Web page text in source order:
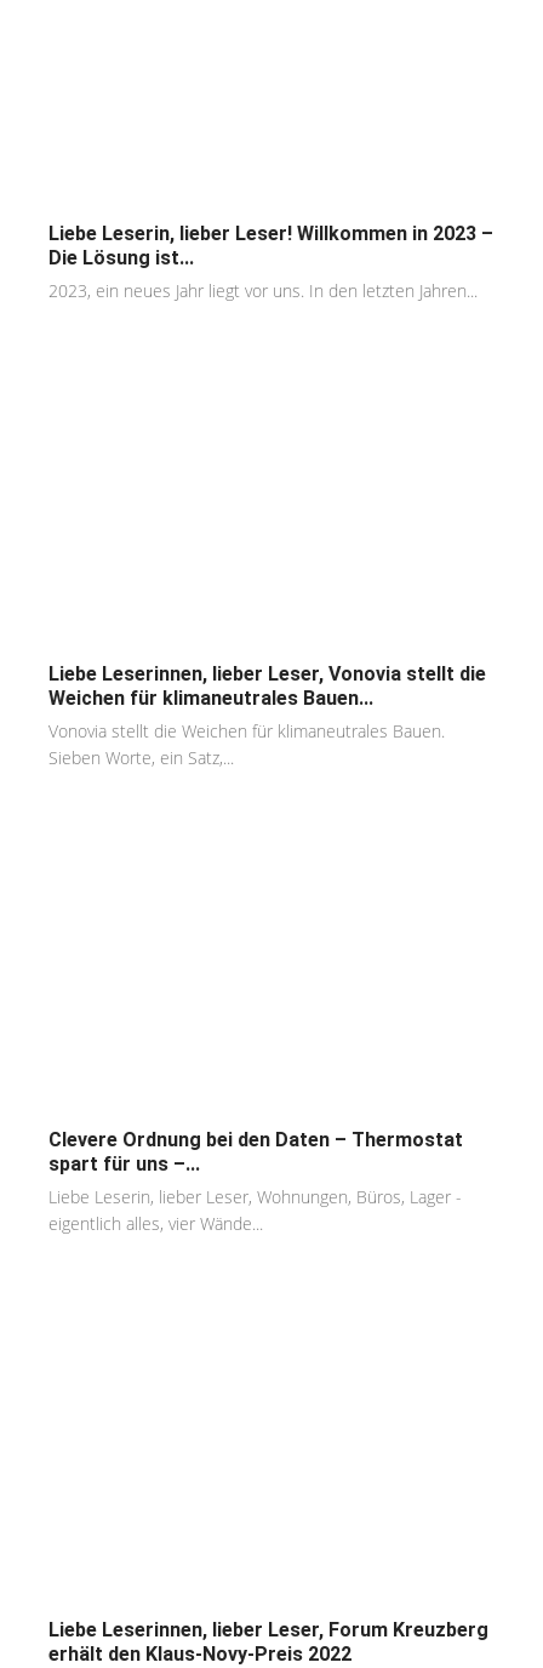
Liebe Leserin, lieber Leser! Willkommen in 2023 –
Die Lösung ist...
2023, ein neues Jahr liegt vor uns. In den letzten Jahren...
Liebe Leserinnen, lieber Leser, Vonovia stellt die
Weichen für klimaneutrales Bauen...
Vonovia stellt die Weichen für klimaneutrales Bauen.
Sieben Worte, ein Satz,...
Clevere Ordnung bei den Daten – Thermostat
spart für uns –...
Liebe Leserin, lieber Leser, Wohnungen, Büros, Lager -
eigentlich alles, vier Wände...
Liebe Leserinnen, lieber Leser, Forum Kreuzberg
erhält den Klaus-Novy-Preis 2022